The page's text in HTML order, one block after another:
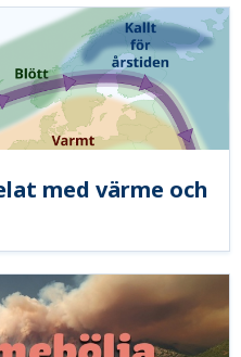
med värme och